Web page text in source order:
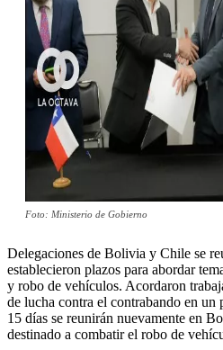
Foto: Ministerio de Gobierno
Delegaciones de Bolivia y Chile se
establecieron plazos para abordar
y robo de vehículos. Acordaron
de lucha contra el contrabando en un
15 días se reunirán nuevamente en
destinado a combatir el robo de